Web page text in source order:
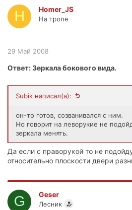
H Homer_JS
На тропе
29 Май 2008
Ответ: Зеркала бокового вида.
Subik написал(а):
он-то готов, созванивался с ним.
Но говорит на леворукие не
зеркала менять.
Да если с праворукой то не
относительно плоскости двери
G Geser
Лесник